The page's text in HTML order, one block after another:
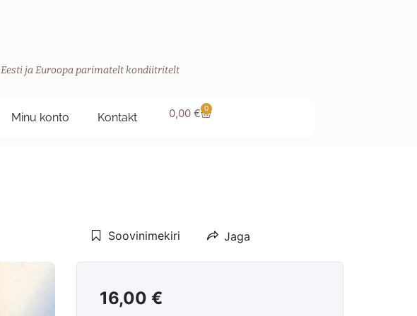
Eesti ja Euroopa parimatelt kondiitritelt
Minu konto Kontakt 0,00 € 0
Soovinimekiri
Jaga
16,00€